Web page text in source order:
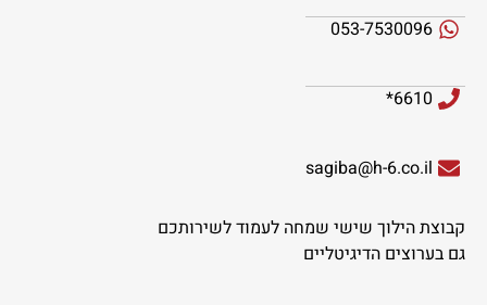
053-7530096
6610*
sagiba@h-6.co.il
קבוצת הילוך שישי שמחה לעמוד לשירותכם
גם בערוצים הדיגיטליים